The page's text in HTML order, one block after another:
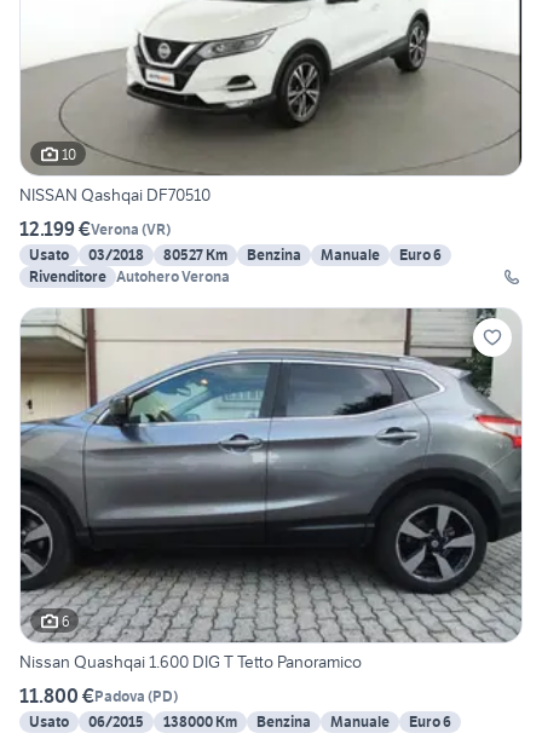
10
NISSAN Qashqai DF70510
12.199 €Verona (VR)
Usato
03/2018 80527 Km Benzina Manuale
Euro 6
Rivenditore Autohero Verona
6
Nissan Quashqai 1.600 DIG T Tetto Panoramico
11.800 €Padova (PD)
Usato
06/2015 138000 Km Benzina Manuale Euro 6